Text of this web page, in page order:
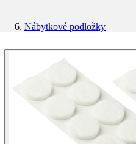
Nábytkové podložky